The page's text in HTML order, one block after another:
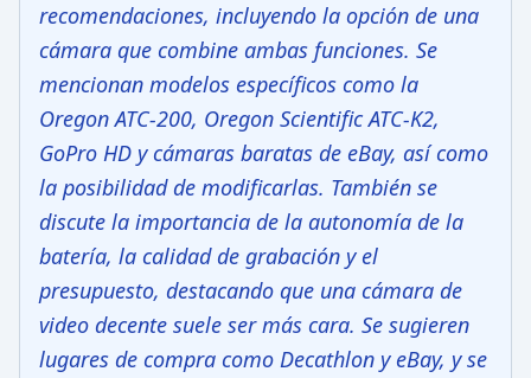
recomendaciones, incluyendo la opción de una
cámara que combine ambas funciones. Se
mencionan modelos específicos como la
Oregon ATC-200, Oregon Scientific ATC-K2,
GoPro HD y cámaras baratas de eBay, así como
la posibilidad de modificarlas. También se
discute la importancia de la autonomía de la
batería, la calidad de grabación y el
presupuesto, destacando que una cámara de
video decente suele ser más cara. Se sugieren
lugares de compra como Decathlon y eBay, y se